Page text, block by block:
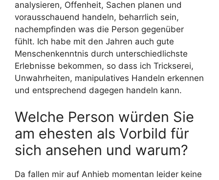
analysieren, Offenheit, Sachen planen und
vorausschauend handeln, beharrlich sein,
nachempfinden was die Person gegenüber
fühlt. Ich habe mit den Jahren auch gute
Menschenkenntnis durch unterschiedlichste
Erlebnisse bekommen, so dass ich Trickserei,
Unwahrheiten, manipulatives Handeln erkennen
und entsprechend dagegen handeln kann.
Welche Person würden Sie
am ehesten als Vorbild für
sich ansehen und warum?
Da fallen mir auf Anhieb momentan leider keine